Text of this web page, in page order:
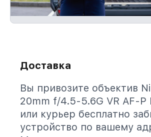
Доставка
Вы привозите объектив
20mm f/4.5-5.6G VR AF-P
или курьер бесплатно
устройство по вашему